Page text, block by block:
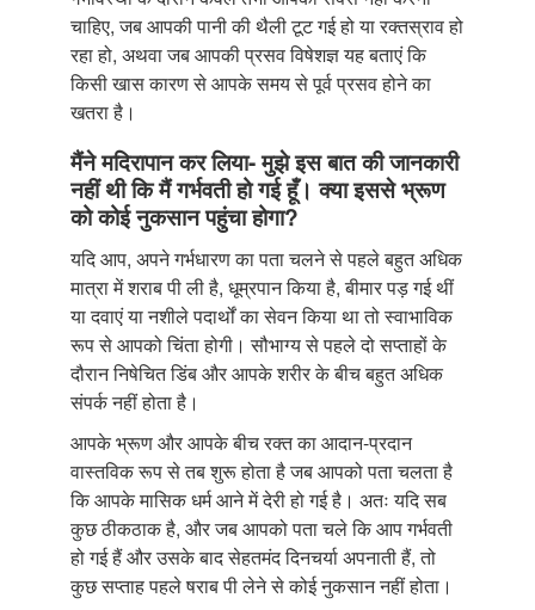
चाहिए, जब आपकी पानी की थैली टूट गई हो या रक्तस्राव हो
रहा हो, अथवा जब आपकी प्रसव विषेशज्ञ यह बताएं कि
किसी खास कारण से आपके समय से पूर्व प्रसव होने का
खतरा है।
मैंने मदिरापान कर लिया- मुझे इस बात की जानकारी
नहीं थी कि मैं गर्भवती हो गई हूँ। क्या इससे भ्रूण
को कोई नुकसान पहुंचा होगा?
यदि आप, अपने गर्भधारण का पता चलने से पहले बहुत अधिक
मात्रा में शराब पी ली है, धूम्रपान किया है, बीमार पड़ गई थीं
या दवाएं या नशीले पदार्थों का सेवन किया था तो स्वाभाविक
रूप से आपको चिंता होगी। सौभाग्य से पहले दो सप्ताहों के
दौरान निषेचित डिंब और आपके शरीर के बीच बहुत अधिक
संपर्क नहीं होता है।
आपके भ्रूण और आपके बीच रक्त का आदान-प्रदान
वास्तविक रूप से तब शुरू होता है जब आपको पता चलता है
कि आपके मासिक धर्म आने में देरी हो गई है। अतः यदि सब
कुछ ठीकठाक है, और जब आपको पता चले कि आप गर्भवती
हो गई हैं और उसके बाद सेहतमंद दिनचर्या अपनाती हैं, तो
कुछ सप्ताह पहले षराब पी लेने से कोई नुकसान नहीं होता।